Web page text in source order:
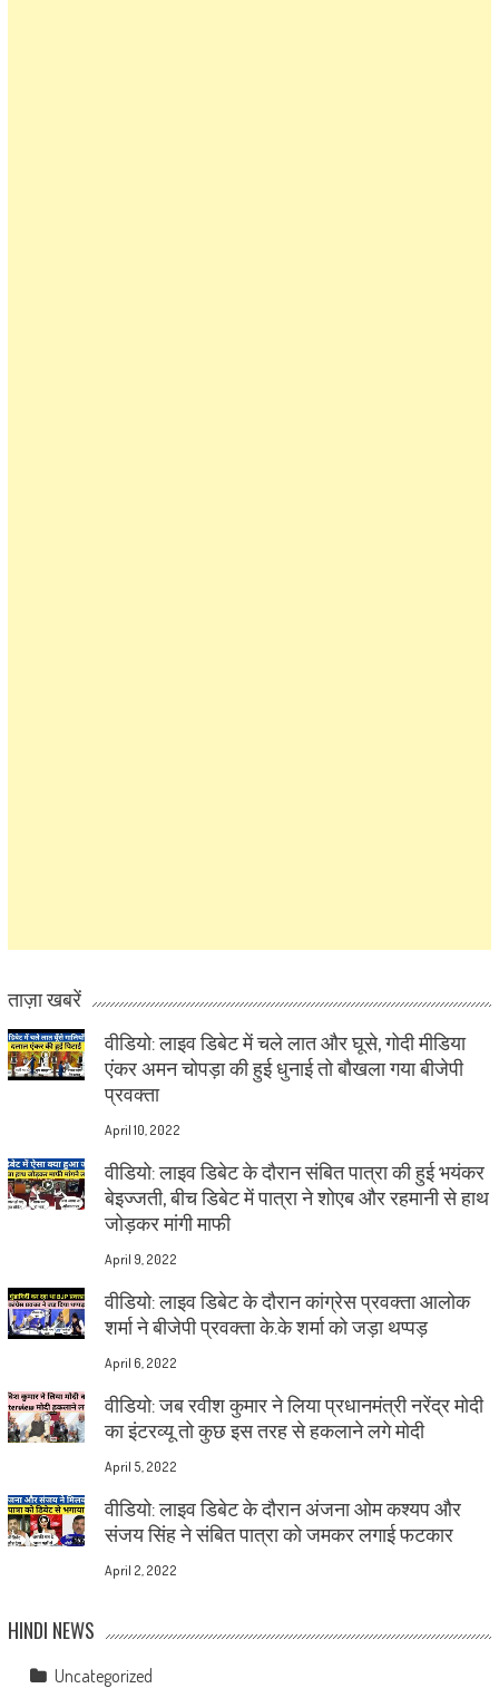
ताज़ा खबरें
वीडियो: लाइव डिबेट में चले लात और घूसे, गोदी मीडिया
एंकर अमन चोपड़ा की हुई धुनाई तो बौखला गया बीजेपी
प्रवक्ता
April 10, 2022
वीडियो: लाइव डिबेट के दौरान संबित पात्रा की हुई भयंकर
बेइज्जती, बीच डिबेट में पात्रा ने शोएब और रहमानी से हाथ
जोड़कर मांगी माफी
April 9, 2022
वीडियो: लाइव डिबेट के दौरान कांग्रेस प्रवक्ता आलोक
शर्मा ने बीजेपी प्रवक्ता के.के शर्मा को जड़ा थप्पड़
April 6, 2022
वीडियो: जब रवीश कुमार ने लिया प्रधानमंत्री नरेंद्र मोदी
का इंटरव्यू तो कुछ इस तरह से हकलाने लगे मोदी
April 5, 2022
वीडियो: लाइव डिबेट के दौरान अंजना ओम कश्यप और
संजय सिंह ने संबित पात्रा को जमकर लगाई फटकार
April 2, 2022
HINDI NEWS
Uncategorized